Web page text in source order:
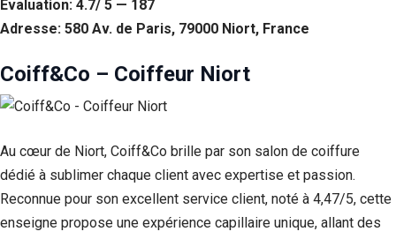
Évaluation: 4.7/ 5 — 187
Adresse: 580 Av. de Paris, 79000 Niort, France
Coiff&Co – Coiffeur Niort
Au cœur de Niort, Coiff&Co brille par son salon de coiffure
dédié à sublimer chaque client avec expertise et passion.
Reconnue pour son excellent service client, noté à 4,47/5, cette
enseigne propose une expérience capillaire unique, allant des